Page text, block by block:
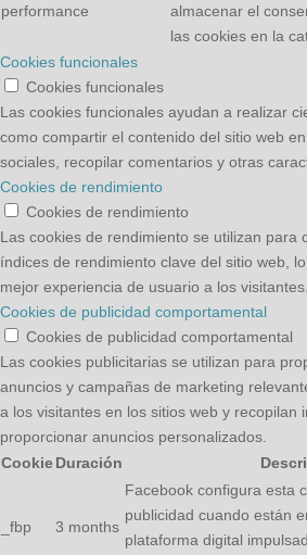
performance
almacenar el
las cookies en la
Cookies funcionales
Cookies funcionales
Las cookies funcionales ayudan a realizar
como compartir el contenido del sitio web
sociales, recopilar comentarios y otras
Cookies de rendimiento
Cookies de rendimiento
Las cookies de rendimiento se utilizan para
índices de rendimiento clave del sitio web,
mejor experiencia de usuario a los visitantes.
Cookies de publicidad comportamental
Cookies de publicidad comportamental
Las cookies publicitarias se utilizan para
anuncios y campañas de marketing
a los visitantes en los sitios web y recopilan
proporcionar anuncios personalizados.
CookieDuración
_fbp 3 months
Facebook configura esta
publicidad cuando están
plataforma digital